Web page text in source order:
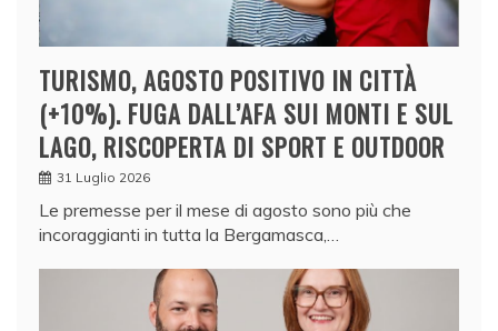
TURISMO, AGOSTO POSITIVO IN CITTÀ
(+10%). FUGA DALL’AFA SUI MONTI E SUL
LAGO, RISCOPERTA DI SPORT E OUTDOOR
31 Luglio 2026
Le premesse per il mese di agosto sono più che
incoraggianti in tutta la Bergamasca,…